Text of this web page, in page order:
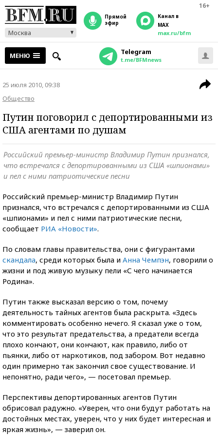
16+
Москва
прямой
эфир
Канал в
MAX
max.ru/bfm
МЕНЮ Telegram
t.me/BFMnews
25 июля 2010, 09:38
Общество
Путин поговорил с депортированными из
США агентами по душам
Российский премьер-министр Владимир Путин признался,
что встречался с депортированными из США «шпионами»
и пел с ними патриотические песни
Российский премьер-министр Владимир Путин
признался, что встречался с депортированными из США
«шпионами» и пел с ними патриотические песни,
сообщает РИА «Новости».
По словам главы правительства, они с фигурантами
скандала, среди которых была и Анна Чемпэн, говорили о
жизни и под живую музыку пели «С чего начинается
Родина».
Путин также высказал версию о том, почему
деятельность тайных агентов была раскрыта. «Здесь
комментировать особенно нечего. Я сказал уже о том,
что это результат предательства, а предатели всегда
плохо кончают, они кончают, как правило, либо от
пьянки, либо от наркотиков, под забором. Вот недавно
один примерно так закончил свое существование. И
непонятно, ради чего», — посетовал премьер.
Перспективы депортированных агентов Путин
обрисовал радужно. «Уверен, что они будут работать на
достойных местах, уверен, что у них будет интересная и
яркая жизнь», — заверил он.